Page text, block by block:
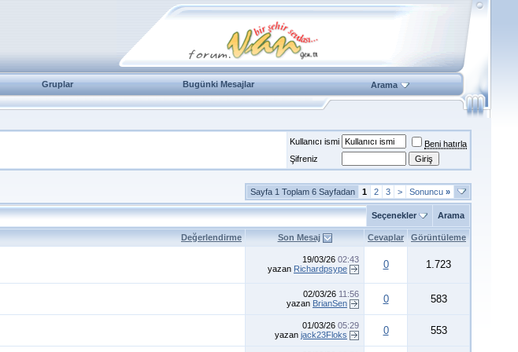
Gruplar Bugünki Mesajlar Arama
Kullanıcı ismi
Beni hatırla
Şifreniz
Sayfa 1 Toplam 6 Sayfadan 1 2 3 > Sonuncu »
Seçenekler Arama
Değerlendirme Son Mesaj Cevaplar Görüntüleme
19/03/26 02:43
yazan Richardpsype 0 1.723
02/03/26 11:56
yazan BrianSen 0 583
01/03/26 05:29
yazan jack23Floks 0 553